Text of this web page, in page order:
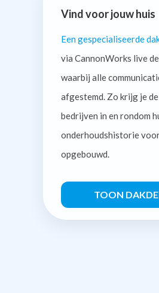
Vind voor jouw huis
Een gespecialiseerde
via CannonWorks live
waarbij alle
afgestemd. Zo krijg je
bedrijven in en rondom
onderhoudshistorie
opgebouwd.
TOON